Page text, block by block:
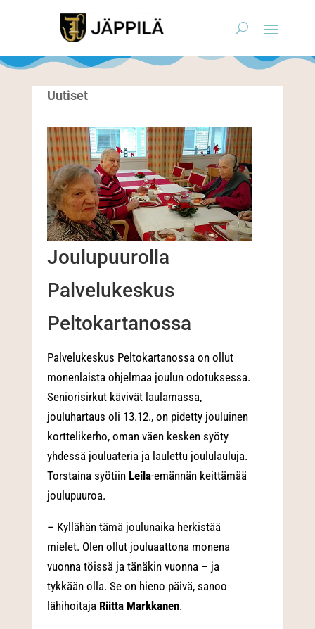
Uutiset
Joulupuurolla
Palvelukeskus
Peltokartanossa
Palvelukeskus Peltokartanossa on ollut
monenlaista ohjelmaa joulun odotuksessa.
Seniorisirkut kävivät laulamassa,
jouluhartaus oli 13.12., on pidetty jouluinen
korttelikerho, oman väen kesken syöty
yhdessä jouluateria ja laulettu joululauluja.
Torstaina syötiin Leila-emännän keittämää
joulupuuroa.
– Kyllähän tämä joulunaika herkistää
mielet. Olen ollut jouluaattona monena
vuonna töissä ja tänäkin vuonna – ja
tykkään olla. Se on hieno päivä, sanoo
lähihoitaja Riitta Markkanen.